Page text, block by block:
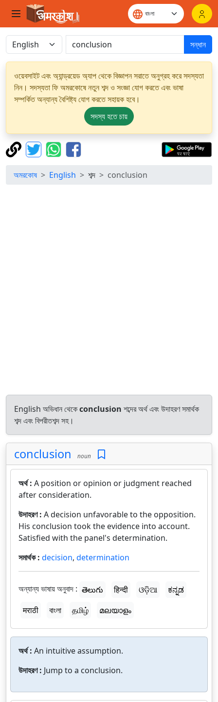
সন্ধান
ওয়েবসাইট এবং অ্যান্ড্রয়েড অ্যাপ থেকে বিজ্ঞাপন সরাতে অনুগ্রহ করে সদস্যতা
নিন। সদস্যতা ফি অমরকোষে নতুন শব্দ ও সংজ্ঞা যোগ করতে এবং ভাষা
সম্পর্কিত অন্যান্য বৈশিষ্ট্য যোগ করতে সহায়ক হবে।
সদস্য হতে চায়
অমরকোষ English শব্দ conclusion
English অভিধান থেকেconclusion শব্দের অর্থ এবং উদাহরণ সমার্থক
শব্দ এবং বিপরীতশব্দ সহ।
conclusion noun
অর্থ : A position or opinion or judgment reached
after consideration.
উদাহরণ : A decision unfavorable to the opposition.
His conclusion took the evidence into account.
Satisfied with the panel's determination.
সমার্থক : decision, determination
অন্যান্য ভাষায় অনুবাদ : తెలుగు हिन्दी ଓଡ଼ିଆ
ಕನ್ನಡ
मराठी
বাংলা தமிழ் മലയാളം
অর্থ : An intuitive assumption.
উদাহরণ : Jump to a conclusion.